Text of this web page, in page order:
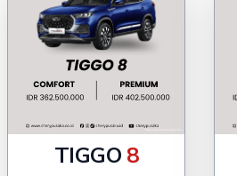
TIGGO 8